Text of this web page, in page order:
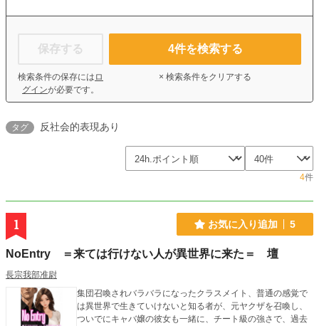
保存する
検索条件の保存には ロ
グインが必要です。
4件を検索する
× 検索条件をクリアする
タグ 反社会的表現あり
4件
1 お気に入り追加 5
NoEntry ＝来ては行けない人が異世界に来た＝ 壇
長宗我部准尉
集団召喚されバラバラになったクラスメイト、普通の感覚で
は異世界で生きていけないと知る者が、元ヤクザを召喚し、
ついでにキャバ嬢の彼女も一緒に、チート級の強さで、過去